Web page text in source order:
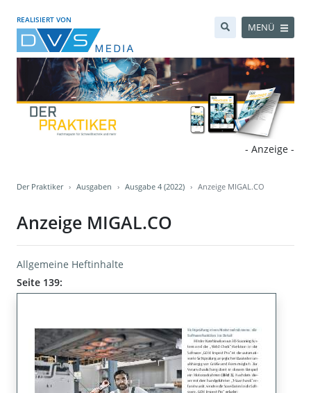
REALISIERT VON
MENÜ
- Anzeige -
Der Praktiker Ausgaben Ausgabe 4 (2022) Anzeige MIGAL.CO
Anzeige MIGAL.CO
Allgemeine Heftinhalte
Seite 139: